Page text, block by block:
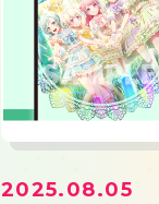
2025.08.05